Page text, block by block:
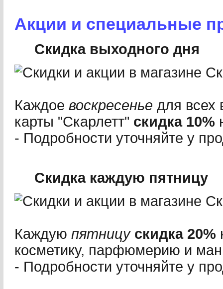
Акции и специальные
Скидка выходного дня
Каждое воскресенье для всех
карты "Скарлетт" скидка 10%
- Подробности уточняйте у
Скидка каждую пятницу
Каждую пятницу скидка 20%
косметику, парфюмерию и
- Подробности уточняйте у